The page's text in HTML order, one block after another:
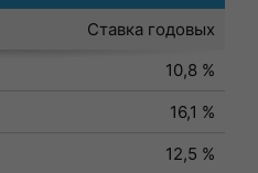
Ставка годовых
10,8 %
16,1 %
12,5 %